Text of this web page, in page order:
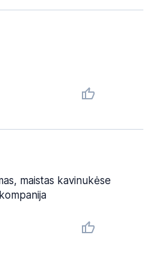
maistas kavinukėse